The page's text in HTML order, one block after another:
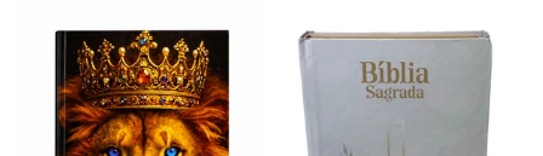
com
Mulheres
da
Bíblia
com
as
Mulheres
da
Bíblia
a
Bíblia
Livro
por
Livro
a
Bíblia
Livro